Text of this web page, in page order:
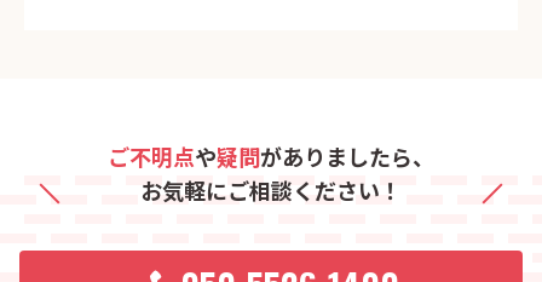
ご不明点や疑問がありましたら、
お気軽にご相談ください！